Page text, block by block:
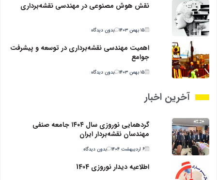
نقش هوش مصنوعی در مهندسی نقشه‌برداری
۱۵ بهمن ۱۴۰۳ بدون دیدگاه
اهمیت مهندسی نقشه‌برداری در توسعه و پیشرفت
جوامع
۱۵ بهمن ۱۴۰۳ بدون دیدگاه
آخرین اخبار
گردهمایی نوروزی سال ۱۴۰۴ جامعه صنفی
مهندسان نقشه‌بردار ایران
۶ اردیبهشت ۱۴۰۴ بدون دیدگاه
اطلاعیه دیدار نوروزی 1404